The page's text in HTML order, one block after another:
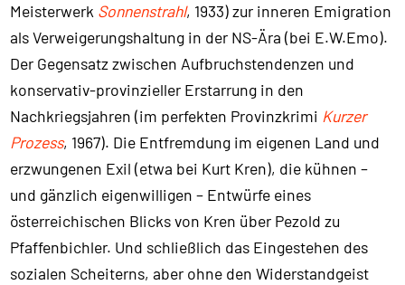
Meisterwerk Sonnenstrahl, 1933) zur inneren Emigration
als Verweigerungshaltung in der NS-Ära (bei E.W.Emo).
Der Gegensatz zwischen Aufbruchstendenzen und
konservativ-provinzieller Erstarrung in den
Nachkriegsjahren (im perfekten Provinzkrimi Kurzer
Prozess, 1967). Die Entfremdung im eigenen Land und
erzwungenen Exil (etwa bei Kurt Kren), die kühnen –
und gänzlich eigenwilligen – Entwürfe eines
österreichischen Blicks von Kren über Pezold zu
Pfaffenbichler. Und schließlich das Eingestehen des
sozialen Scheiterns, aber ohne den Widerstandgeist